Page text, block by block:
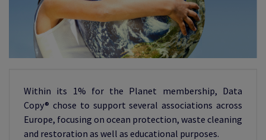
Within its 1% for the Planet membership, Data
Copy® chose to support several associations across
Europe, focusing on ocean protection, waste cleaning
and restoration as well as educational purposes.